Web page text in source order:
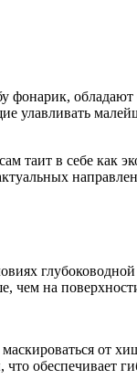
фонарик,
улавливать
таит в себе как
чем на
от
обеспечивает